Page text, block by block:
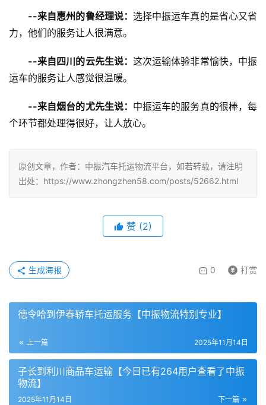
--来自惠州的鲁经理说： 选择中振运车真的是省心又省
力，他们的服务让人很满意。
--来自四川的云先生说： 这次运输体验非常愉快，中振
运车的服务让人感觉很温暖。
--来自烟台的尤先生说： 中振运车的服务真的很棒，每
个环节都处理得很好，让人放心。
原创文章，作者：中振汽车托运物流平台，如若转载，请注明
出处：https://www.zhongzhen58.com/posts/52662.html
赞 (2)
0 打赏
生成海报
德令哈到伊春轿车托运服务【中振物流特别专业】
上一篇 2025年11月14日
子长到利川商品车运输【今日已有264用户查看了中振
物流】
下一篇
2025年11月14日